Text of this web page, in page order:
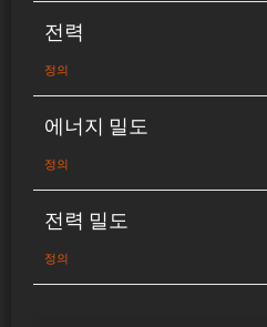
전력
정의
에너지 밀도
정의
전력 밀도
정의